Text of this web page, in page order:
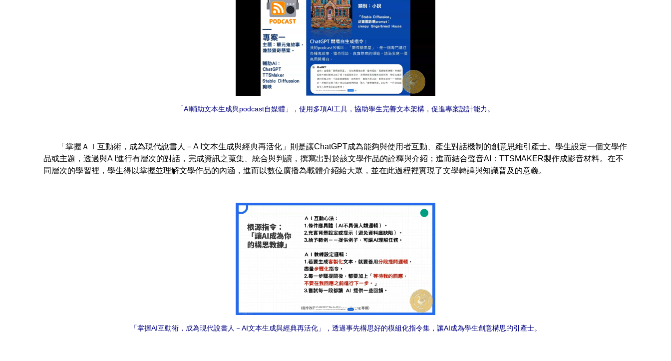
「AI輔助文本生成與podcast自媒體」，使用多項AI工具，協助學生完善文本架構，促進專案設計能力。
「掌握ＡＩ互動術，成為現代說書人－A I文本生成與經典再活化」則是讓ChatGPT成為能夠與使用者互動、產生對話機制的創意思維引產士。學生設定一個文學作
品或主題，透過與A I進行有層次的對話，完成資訊之蒐集、統合與判讀，撰寫出對於該文學作品的詮釋與介紹；進而結合聲音AI：TTSMAKER製作成影音材料。在不
同層次的學習裡，學生得以掌握並理解文學作品的內涵，進而以數位廣播為載體介紹給大眾，並在此過程裡實現了文學轉譯與知識普及的意義。
「掌握AI互動術，成為現代說書人－AI文本生成與經典再活化」，透過事先構思好的模組化指令集，讓AI成為學生創意構思的引產士。